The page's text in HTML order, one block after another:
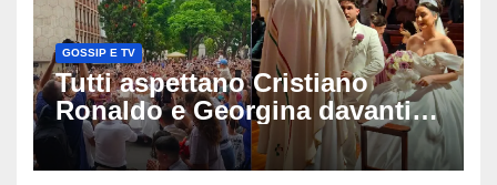
GOSSIP E TV
Tutti aspettano Cristiano
Ronaldo e Georgina davanti
alla cattedrale: ma il
matrimonio era di un’altra